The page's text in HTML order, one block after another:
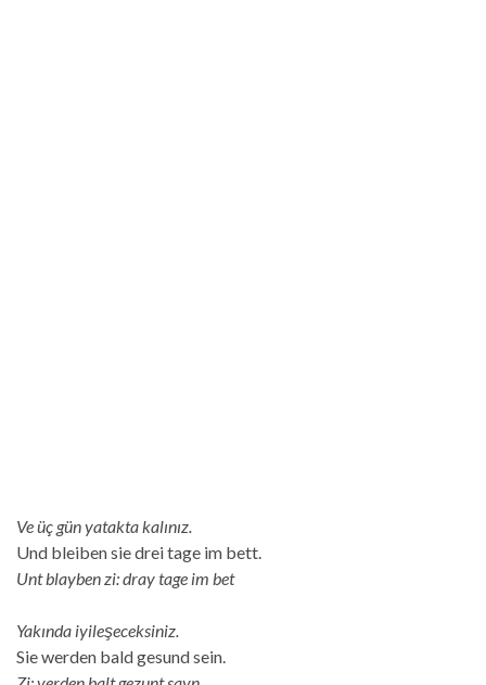
Ve üç gün yatakta kalınız.
Und bleiben sie drei tage im bett.
Unt blayben zi: dray tage im bet
Yakında iyileşeceksiniz.
Sie werden bald gesund sein.